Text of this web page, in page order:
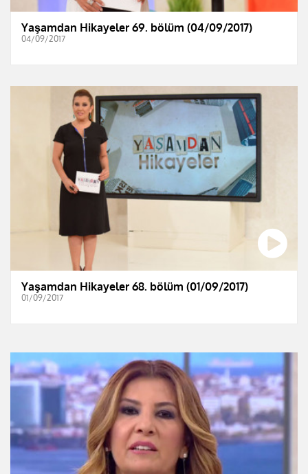
Yaşamdan Hikayeler 69. bölüm (04/09/2017)
04/09/2017
Yaşamdan Hikayeler 68. bölüm (01/09/2017)
01/09/2017